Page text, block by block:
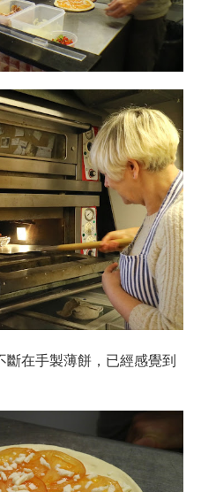
在手製薄餅，已經感覺到